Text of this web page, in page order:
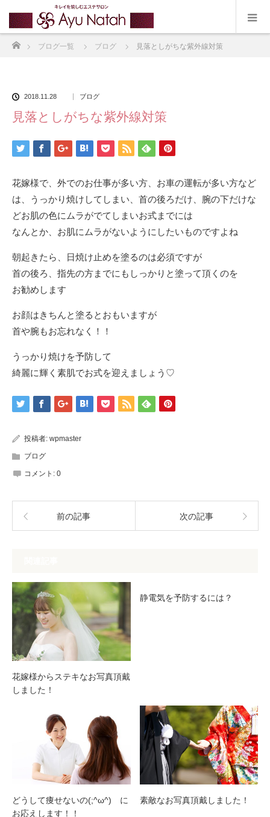
ブログ一覧 ブログ 見落としがちな紫外線対策
2018.11.28 ブログ
見落としがちな紫外線対策
花嫁様で、外でのお仕事が多い方、お車の運転が多い方など
は、うっかり焼けしてしまい、首の後ろだけ、腕の下だけな
どお肌の色にムラがでてしまいお式までには
なんとか、お肌にムラがないようにしたいものですよね
朝起きたら、日焼け止めを塗るのは必須ですが
首の後ろ、指先の方までにもしっかりと塗って頂くのを
お勧めします
お顔はきちんと塗るとおもいますが
首や腕もお忘れなく！！
うっかり焼けを予防して
綺麗に輝く素肌でお式を迎えましょう♡
投稿者: wpmaster
ブログ
コメント: 0
前の記事 次の記事
花嫁様からステキなお写真頂戴
しました！
静電気を予防するには？
どうして痩せないの(;^ω^) に
お応えします！！
素敵なお写真頂戴しました！